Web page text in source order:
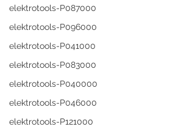
elektrotools-P087000
elektrotools-P096000
elektrotools-P041000
elektrotools-P083000
elektrotools-P040000
elektrotools-P046000
elektrotools-P121000